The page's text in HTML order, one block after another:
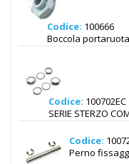
Codice: 100666
Boccola
Codice: 100702EC
SERIE STERZO
Codice:
Perno